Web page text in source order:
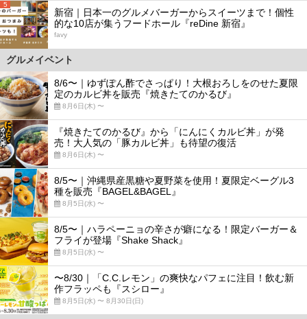
5
新宿｜日本一のグルメバーガーからスイーツまで！個性
的な10店が集うフードホール『reDine 新宿』
favy
グルメイベント
8/6〜｜ゆずぽん酢でさっぱり！大根おろしをのせた夏限
定のカルビ丼を販売『焼きたてのかるび』
8月6日(木) 〜
『焼きたてのかるび』から「にんにくカルビ丼」が発
売！大人気の「豚カルビ丼」も待望の復活
8月6日(木) 〜
8/5〜｜沖縄県産黒糖や夏野菜を使用！夏限定ベーグル3
種を販売『BAGEL&BAGEL』
8月5日(水) 〜
8/5〜｜ハラペーニョの辛さが癖になる！限定バーガー＆
フライが登場『Shake Shack』
8月5日(水) 〜
〜8/30｜「C.C.レモン」の爽快なパフェに注目！飲む新
作フラッペも『スシロー』
8月5日(水) 〜 8月30日(日)